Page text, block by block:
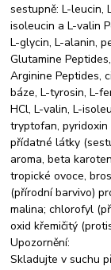
sestupně: L-leucin,
isoleucin a L-valin
L-glycin, L-alanin,
Glutamine
Arginine Peptides,
báze, L-tyrosin, L-
HCl, L-valin, L-
tryptofan, pyridoxin
přídatné látky
aroma, beta
tropické ovoce,
(přírodní barvivo)
malina; chlorofyl
oxid křemičitý
Upozornění:
Skladujte v suchu